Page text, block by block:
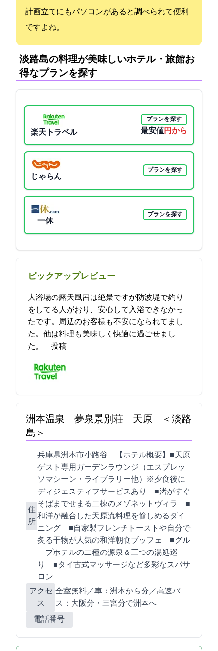
計画立てにもパソコンがあると調べられて便利
ですよね。
淡路島の料理が美味しいホテル・旅館:お
得なプランを探す
楽天トラベル
プランを探す
最安値27500円から
じゃらん
プランを探す
一休
プランを探す
ピックアップレビュー
大浴場の露天風呂は絶景ですが防波堤で釣り
をしてる人がおり、安心して入浴できなかっ
たです。周辺のお客様も不安になられてまし
た。他は料理も美味しく快適に過ごせまし
た。 2021-11-03 15:41:38投稿
洲本温泉 夢泉景別荘 天原 ＜淡路
島＞
住
所
兵庫県洲本市小路谷1052-2 【ホテル概要】■天原
ゲスト専用ガーデンラウンジ（エスプレッ
ソマシーン・ライブラリー他）※夕食後に
ディジェスティフサービスあり ■渚がすぐ
そばまでせまる二棟のメゾネットヴィラ ■
和洋が融合した天原流料理を愉しめるダイ
ニング ■自家製フレンチトーストや自分で
炙る干物が人気の和洋朝食ブッフェ ■グル
ープホテルの二種の源泉＆三つの湯処巡
り ■タイ古式マッサージなど多彩なスパサ
ロン
アクセ
ス
全室WiFi無料／車：洲本ICから15分／高速バ
ス：大阪120分・三宮80分で洲本BCへ
電話番号